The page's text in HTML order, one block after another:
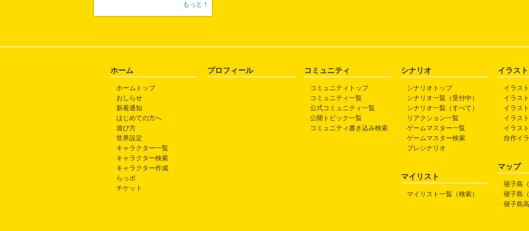
もっと！
ホーム
ホームトップ
おしらせ
新着通知
はじめての方へ
遊び方
世界設定
キャラクター一覧
キャラクター検索
キャラクター作成
らっポ
チケット
プロフィール コミュニティ
コミュニティトップ
コミュニティ一覧
公式コミュニティ一覧
公開トピック一覧
コミュニティ書き込み検索
シナリオ
シナリオトップ
シナリオ一覧（受付中）
シナリオ一覧（すべて）
リアクション一覧
ゲームマスター一覧
ゲームマスター検索
プレシナリオ
マイリスト
マイリスト一覧（検索）
イラスト
イラス
イラス
イラス
イラス
イラス
自作イ
マップ
寝子島（
寝子島（
寝子島